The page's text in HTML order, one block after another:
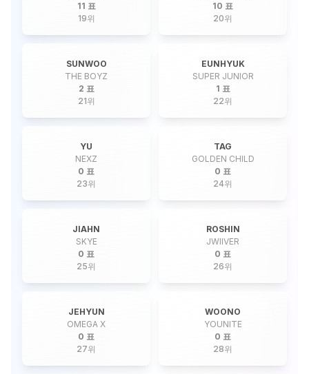
11 표
19위
10 표
20위
SUNWOO
THE BOYZ
2 표
21위
EUNHYUK
SUPER JUNIOR
1 표
22위
YU
NEXZ
0 표
23위
TAG
GOLDEN CHILD
0 표
24위
JIAHN
SKYE
0 표
25위
ROSHIN
JWIIVER
0 표
26위
JEHYUN
OMEGA X
0 표
27위
WOONO
YOUNITE
0 표
28위